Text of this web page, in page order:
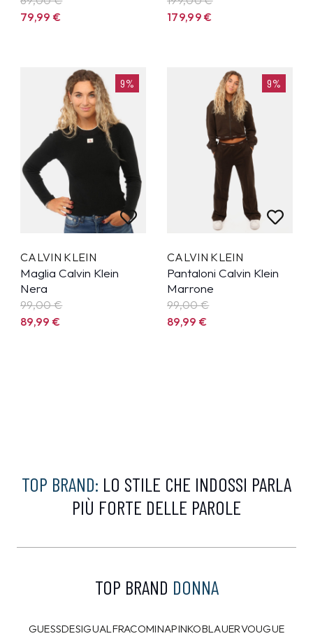
79,99€
179,99€
9%
CALVIN KLEIN
Maglia Calvin Klein
Nera
99,00 €
89,99€
9%
CALVIN KLEIN
Pantaloni Calvin Klein
Marrone
99,00 €
89,99€
TOP BRAND: LO STILE CHE INDOSSI PARLA
PIÙ FORTE DELLE PAROLE
TOP BRAND DONNA
GUESSDESIGUAL FRACOMINAPINKOBLAUERVOUGUE